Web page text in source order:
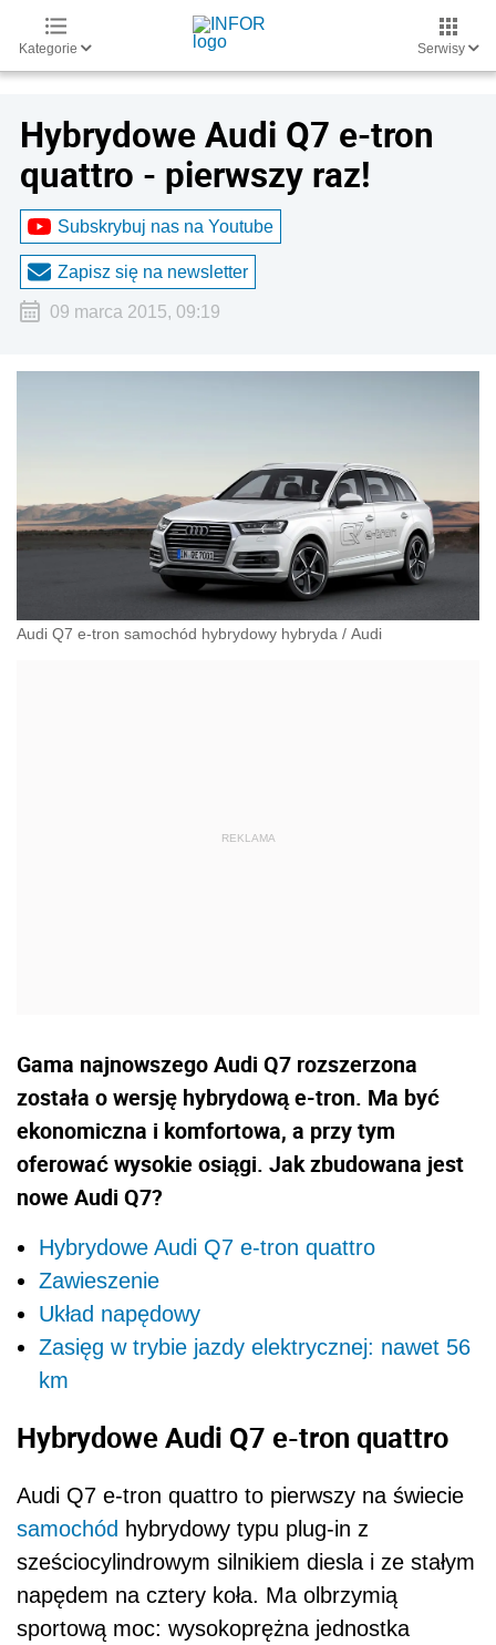
Kategorie Serwisy
Hybrydowe Audi Q7 e-tron
quattro - pierwszy raz!
Subskrybuj nas na Youtube
Zapisz się na newsletter
09 marca 2015, 09:19
Audi Q7 e-tron samochód hybrydowy hybryda / Audi
Gama najnowszego Audi Q7 rozszerzona
została o wersję hybrydową e-tron. Ma być
ekonomiczna i komfortowa, a przy tym
oferować wysokie osiągi. Jak zbudowana jest
nowe Audi Q7?
Hybrydowe Audi Q7 e-tron quattro
Zawieszenie
Układ napędowy
Zasięg w trybie jazdy elektrycznej: nawet 56
km
Hybrydowe Audi Q7 e-tron quattro
Audi Q7 e-tron quattro to pierwszy na świecie
samochód hybrydowy typu plug-in z
sześciocylindrowym silnikiem diesla i ze stałym
napędem na cztery koła. Ma olbrzymią
sportową moc: wysokoprężna jednostka